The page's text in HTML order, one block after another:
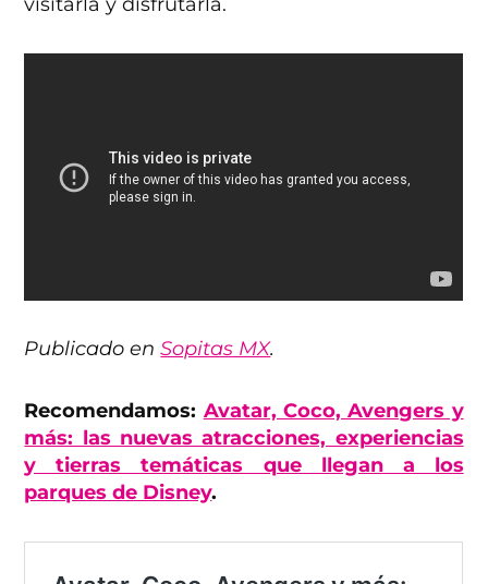
Publicado enSopitas MX.
Recomendamos: Avatar, Coco, Avengers y
más: las nuevas atracciones, experiencias
y tierras temáticas que llegan a los
parques de Disney.